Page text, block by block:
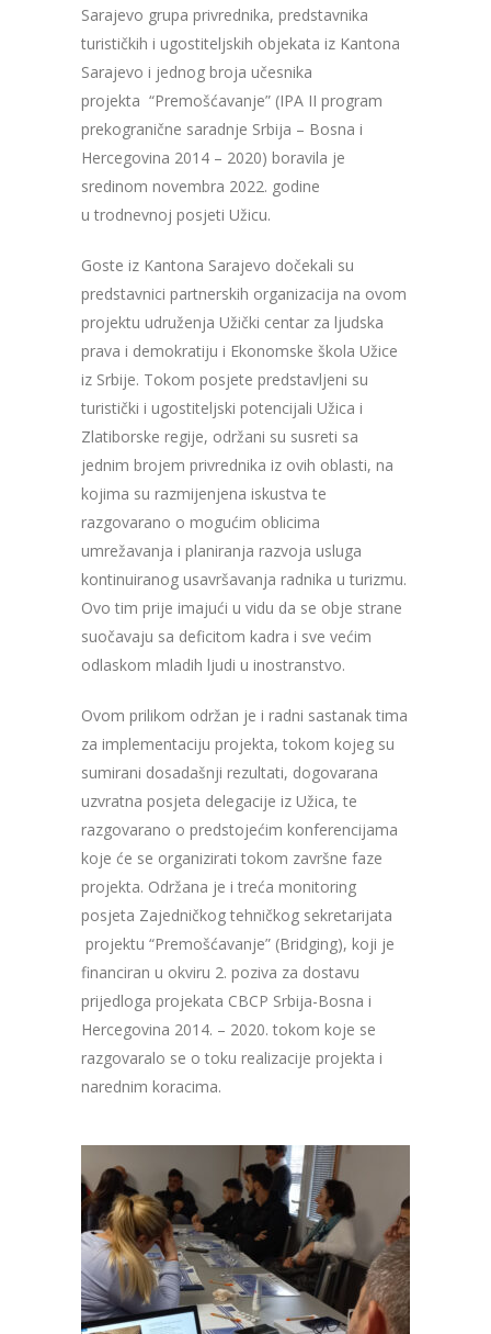
Sarajevo grupa privrednika, predstavnika
turističkih i ugostiteljskih objekata iz Kantona
Sarajevo i jednog broja učesnika
projekta “Premošćavanje” (IPA II program
prekogranične saradnje Srbija – Bosna i
Hercegovina 2014 – 2020) boravila je
sredinom novembra 2022. godine
u trodnevnoj posjeti Užicu.
Goste iz Kantona Sarajevo dočekali su
predstavnici partnerskih organizacija na ovom
projektu udruženja Užički centar za ljudska
prava i demokratiju i Ekonomske škola Užice
iz Srbije. Tokom posjete predstavljeni su
turistički i ugostiteljski potencijali Užica i
Zlatiborske regije, održani su susreti sa
jednim brojem privrednika iz ovih oblasti, na
kojima su razmijenjena iskustva te
razgovarano o mogućim oblicima
umrežavanja i planiranja razvoja usluga
kontinuiranog usavršavanja radnika u turizmu.
Ovo tim prije imajući u vidu da se obje strane
suočavaju sa deficitom kadra i sve većim
odlaskom mladih ljudi u inostranstvo.
Ovom prilikom održan je i radni sastanak tima
za implementaciju projekta, tokom kojeg su
sumirani dosadašnji rezultati, dogovarana
uzvratna posjeta delegacije iz Užica, te
razgovarano o predstojećim konferencijama
koje će se organizirati tokom završne faze
projekta. Održana je i treća monitoring
posjeta Zajedničkog tehničkog sekretarijata
projektu “Premošćavanje” (Bridging), koji je
financiran u okviru 2. poziva za dostavu
prijedloga projekata CBCP Srbija-Bosna i
Hercegovina 2014. – 2020. tokom koje se
razgovaralo se o toku realizacije projekta i
narednim koracima.